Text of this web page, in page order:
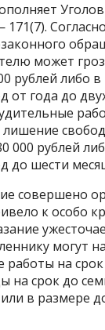
может
рублей либо
от года до
лишение
000 рублей
до шести
совершено
к особо
могут
на
на срок до
в размере